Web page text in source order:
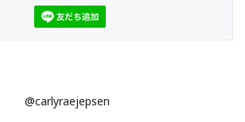
@carlyraejepsen